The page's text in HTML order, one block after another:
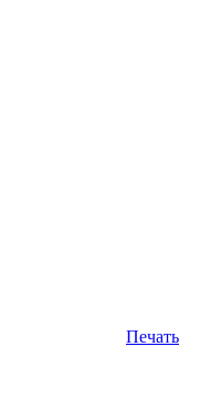
Печать